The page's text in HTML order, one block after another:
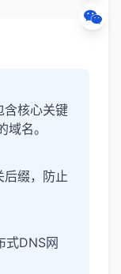
含核心关键
名。
后缀，防止
式DNS网